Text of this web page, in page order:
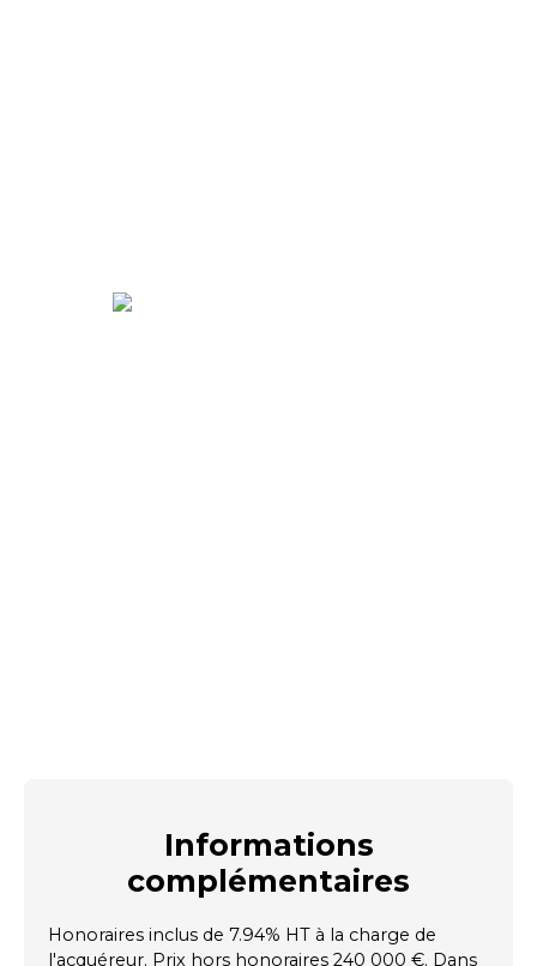
Informations
complémentaires
Honoraires inclus de 7.94% HT à la charge de
l'acquéreur. Prix hors honoraires 240 000 €. Dans